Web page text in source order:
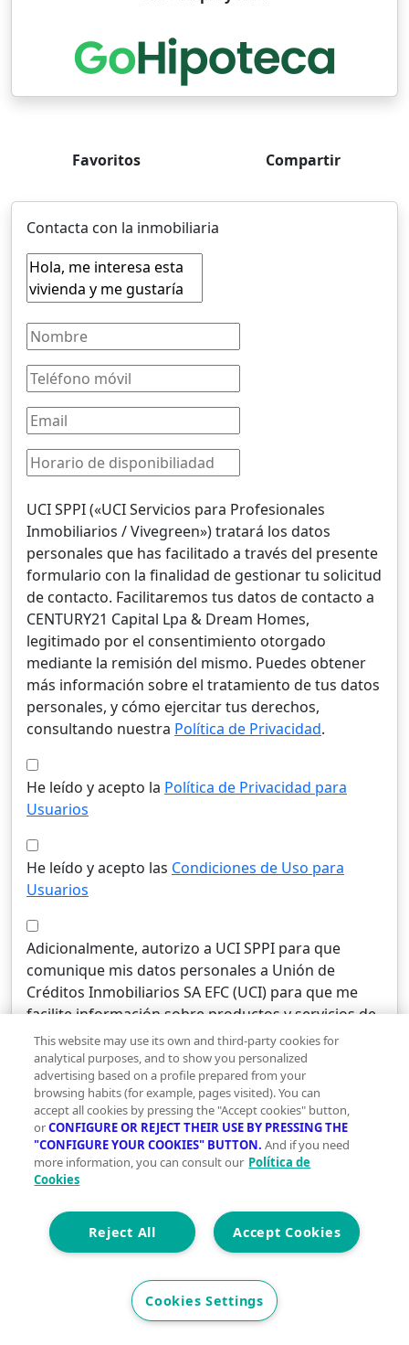
Favoritos Compartir
Contacta con la inmobiliaria
UCI SPPI («UCI Servicios para Profesionales
Inmobiliarios / Vivegreen») tratará los datos
personales que has facilitado a través del presente
formulario con la finalidad de gestionar tu solicitud
de contacto. Facilitaremos tus datos de contacto a
CENTURY21 Capital Lpa & Dream Homes,
legitimado por el consentimiento otorgado
mediante la remisión del mismo. Puedes obtener
más información sobre el tratamiento de tus datos
personales, y cómo ejercitar tus derechos,
consultando nuestra Política de Privacidad.
He leído y acepto la Política de Privacidad para
Usuarios
He leído y acepto las Condiciones de Uso para
Usuarios
Adicionalmente, autorizo a UCI SPPI para que
comunique mis datos personales a Unión de
Créditos Inmobiliarios SA EFC (UCI) para que me
facilite información sobre productos y servicios de
financiación, y conocer mi valoración sobre los
mismos. Puedes obtener más información sobre el
tratamiento de tus datos personales, y cómo
ejercitar tus derechos, consultando nuestra
Política de protección de datos
This site is protected by reCAPTCHA and the
GooglePrivacy Policyand Terms of Serviceapply.
CENTURY21
This website may use its own and third-party cookies for
analytical purposes, and to show you personalized
advertising based on a profile prepared from your
browsing habits (for example, pages visited). You can
accept all cookies by pressing the "Accept cookies" button,
orCONFIGURE OR REJECT THEIR USE BY PRESSING THE
"CONFIGURE YOUR COOKIES" BUTTON. And if you need
more information, you can consult our Política de
Cookies
Accept Cookies
Reject All
Cookies Settings